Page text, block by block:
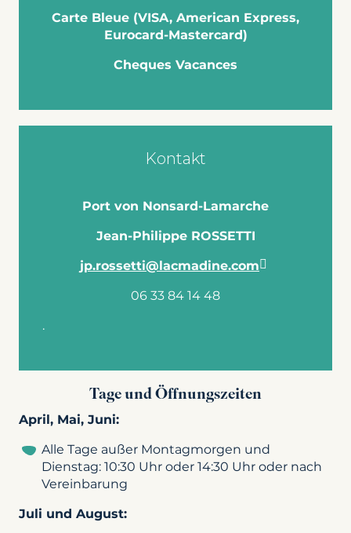
Carte Bleue (VISA, American Express,
Eurocard-Mastercard)
Cheques Vacances
Kontakt
Port von Nonsard-Lamarche
Jean-Philippe ROSSETTI
jp.rossetti@lacmadine.com
06 33 84 14 48
.
Tage und Öffnungszeiten
April, Mai, Juni:
Alle Tage außer Montagmorgen und
Dienstag: 10:30 Uhr oder 14:30 Uhr oder nach
Vereinbarung
Juli und August: